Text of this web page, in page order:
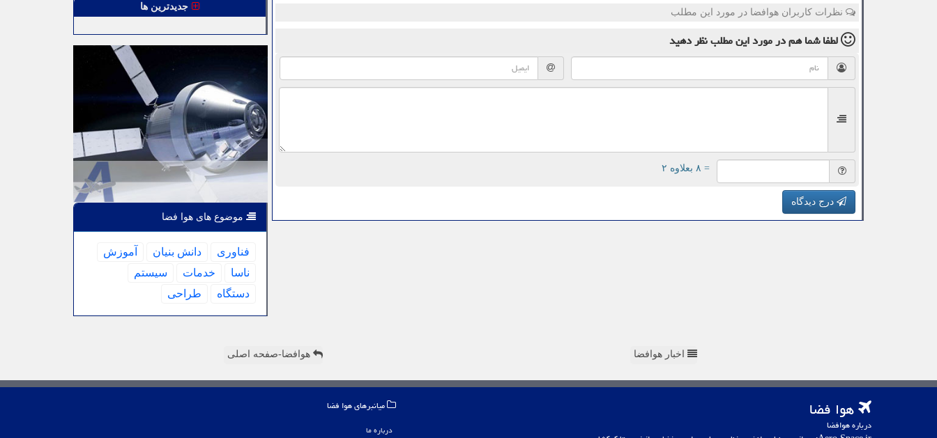
نظرات کاربران هوافضا در مورد این مطلب
لطفا شما همدر مورد این مطلبنظر دهید
= ۸ بعلاوه ۲
درج دیدگاه
جدیدترین ها
موضوع های هوا فضا
فناوری دانش بنیان
آموزش
ناسا
خدمات
سیستم
دستگاه
طراحی
اخبار هوافضا هوافضا-صفحه اصلی
هوا فضا
درباره هوافضا
میانبرهای هوا فضا
درباره ما